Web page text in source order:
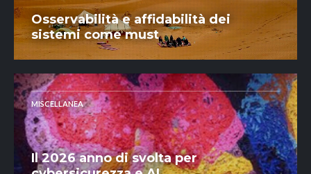
Osservabilità e affidabilità dei
sistemi come must
MISCELLANEA
Il 2026 anno di svolta per